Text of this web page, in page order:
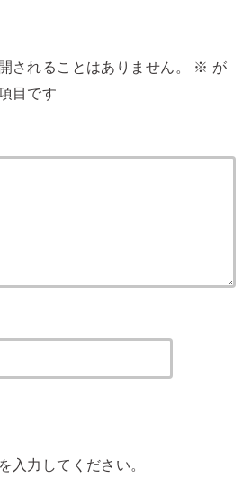
されることはありません。 ※ が
目です
入力してください。